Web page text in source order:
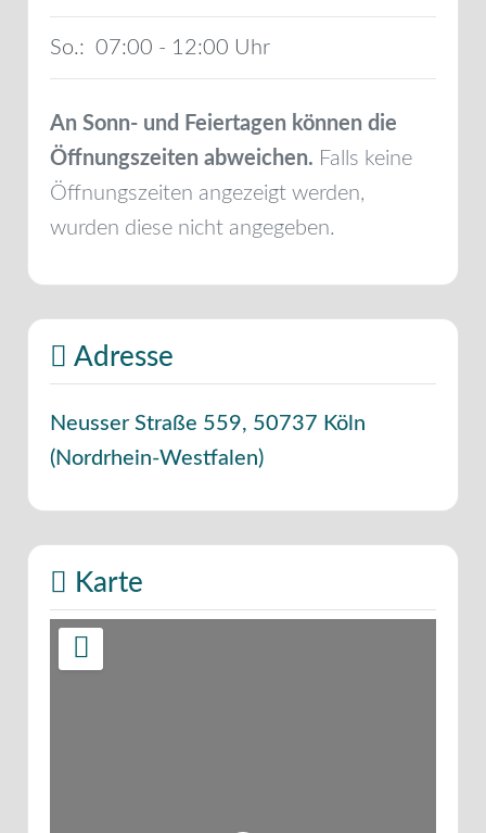
So.: 07:00 - 12:00
An Sonn- und Feiertagen können die
Öffnungszeiten abweichen. Falls keine
Öffnungszeiten angezeigt werden,
wurden diese nicht angegeben.
Adresse
Neusser Straße 559, 50737 Köln
(Nordrhein-Westfalen)
Karte